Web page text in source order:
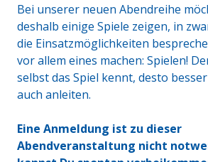
Bei unserer neuen Abendreihe
deshalb einige Spiele zeigen, in
die Einsatzmöglichkeiten
vor allem eines machen: Spielen!
selbst das Spiel kennt, desto
auch anleiten.
Eine Anmeldung ist zu dieser
Abendveranstaltung nicht